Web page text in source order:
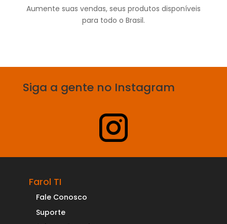
Aumente suas vendas, seus produtos disponíveis
para todo o Brasil.
Siga a gente no Instagram
Farol TI
Fale Conosco
Suporte